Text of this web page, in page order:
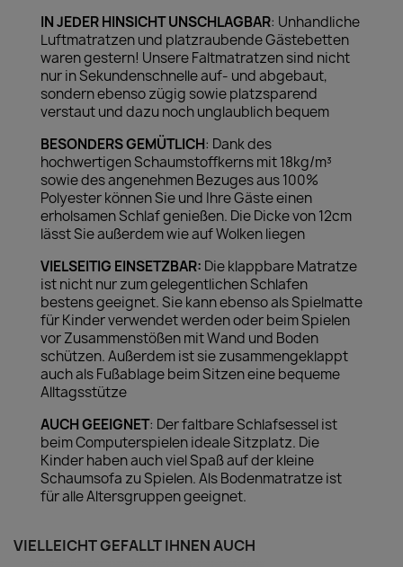
IN JEDER HINSICHT UNSCHLAGBAR: Unhandliche
Luftmatratzen und platzraubende Gästebetten
waren gestern! Unsere Faltmatratzen sind nicht
nur in Sekundenschnelle auf- und abgebaut,
sondern ebenso zügig sowie platzsparend
verstaut und dazu noch unglaublich bequem
BESONDERS GEMÜTLICH: Dank des
hochwertigen Schaumstoffkerns mit 18kg/m³
sowie des angenehmen Bezuges aus 100%
Polyester können Sie und Ihre Gäste einen
erholsamen Schlaf genießen. Die Dicke von 12cm
lässt Sie außerdem wie auf Wolken liegen
VIELSEITIG EINSETZBAR: Die klappbare Matratze
ist nicht nur zum gelegentlichen Schlafen
bestens geeignet. Sie kann ebenso als Spielmatte
für Kinder verwendet werden oder beim Spielen
vor Zusammenstößen mit Wand und Boden
schützen. Außerdem ist sie zusammengeklappt
auch als Fußablage beim Sitzen eine bequeme
Alltagsstütze
AUCH GEEIGNET: Der faltbare Schlafsessel ist
beim Computerspielen ideale Sitzplatz. Die
Kinder haben auch viel Spaß auf der kleine
Schaumsofa zu Spielen. Als Bodenmatratze ist
für alle Altersgruppen geeignet.
VIELLEICHT GEFÄLLT IHNEN AUCH